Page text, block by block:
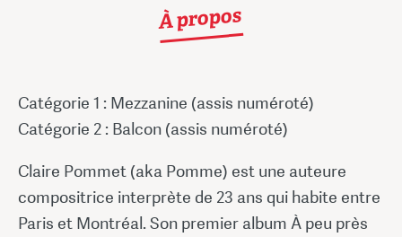
À propos
Catégorie 1 : Mezzanine (assis numéroté)
Catégorie 2 : Balcon (assis numéroté)
Claire Pommet (aka Pomme) est une auteure
compositrice interprète de 23 ans qui habite entre
Paris et Montréal. Son premier album À peu près